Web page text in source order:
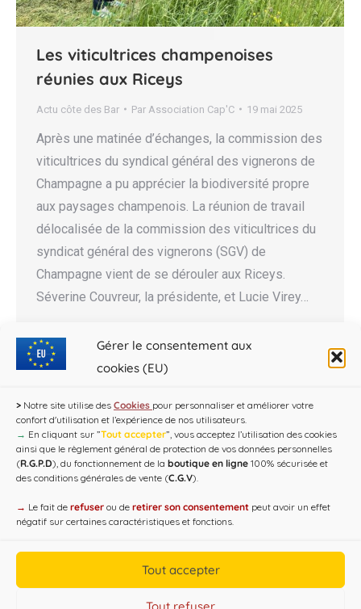
Gérer le consentement aux
cookies (EU)
> Notre site utilise des Cookies pour personnaliser et améliorer votre
confort d'utilisation et l’expérience de nos utilisateurs.
→ En cliquant sur ”Tout accepter”, vous acceptez l’utilisation des cookies
ainsi que le règlement général de protection de vos données personnelles
(R.G.P.D), du fonctionnement de la boutique en ligne 100% sécurisée et
des conditions générales de vente (C.G.V).
→ Le fait de refuser ou de retirer son consentement peut avoir un effet
négatif sur certaines caractéristiques et fonctions.
Tout accepter
Tout refuser
Les viticultrices champenoises
réunies aux Riceys
Actu côte des Bar Par Association Cap'C 19 mai 2025
Après une matinée d’échanges, la commission des
viticultrices du syndical général des vignerons de
Champagne a pu apprécier la biodiversité propre
aux paysages champenois. La réunion de travail
délocalisée de la commission des viticultrices du
syndicat général des vignerons (SGV) de
Champagne vient de se dérouler aux Riceys.
Séverine Couvreur, la présidente, et Lucie Virey…
30
→
Copyright CAP'C 2019